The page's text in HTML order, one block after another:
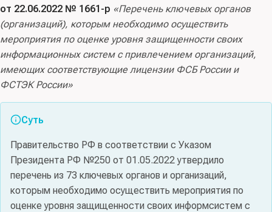
от 22.06.2022 № 1661-р «Перечень ключевых органов
(организаций), которым необходимо осуществить
мероприятия по оценке уровня защищенности своих
информационных систем c привлечением организаций,
имеющих соответствующие лицензии ФСБ России и
ФСТЭК России»
Суть
Правительство РФ в соответствии с Указом
Президента РФ №250 от 01.05.2022 утвердило
перечень из 73 ключевых органов и организаций,
которым необходимо осуществить мероприятия по
оценке уровня защищенности своих информсистем с